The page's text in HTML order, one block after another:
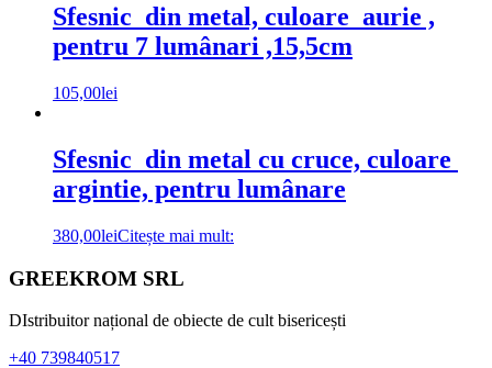
Sfesnic din metal, culoare aurie ,
pentru 7 lumânari ,15,5cm
105,00lei
Sfesnic din metal cu cruce, culoare
argintie, pentru lumânare
380,00leiCitește mai mult:
Bara
Footer
GREEKROM SRL
DIstribuitor național de obiecte de cult bisericești
+40 739840517